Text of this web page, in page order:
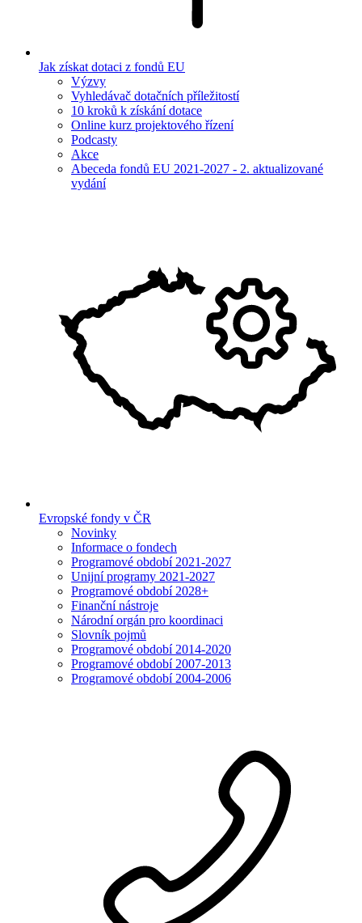
Jak získat dotaci z fondů EU
Výzvy
Vyhledávač dotačních příležitostí
10 kroků k získání dotace
Online kurz projektového řízení
Podcasty
Akce
Abeceda fondů EU 2021-2027 - 2. aktualizované
vydání
Evropské fondy v ČR
Novinky
Informace o fondech
Programové období 2021-2027
Unijní programy 2021-2027
Programové období 2028+
Finanční nástroje
Národní orgán pro koordinaci
Slovník pojmů
Programové období 2014-2020
Programové období 2007-2013
Programové období 2004-2006